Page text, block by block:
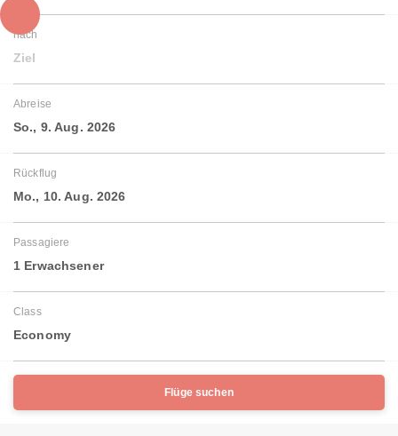
nach
Ziel
Abreise
So., 9. Aug. 2026
Rückflug
Mo., 10. Aug. 2026
Passagiere
1 Erwachsener
Class
Economy
Flüge suchen